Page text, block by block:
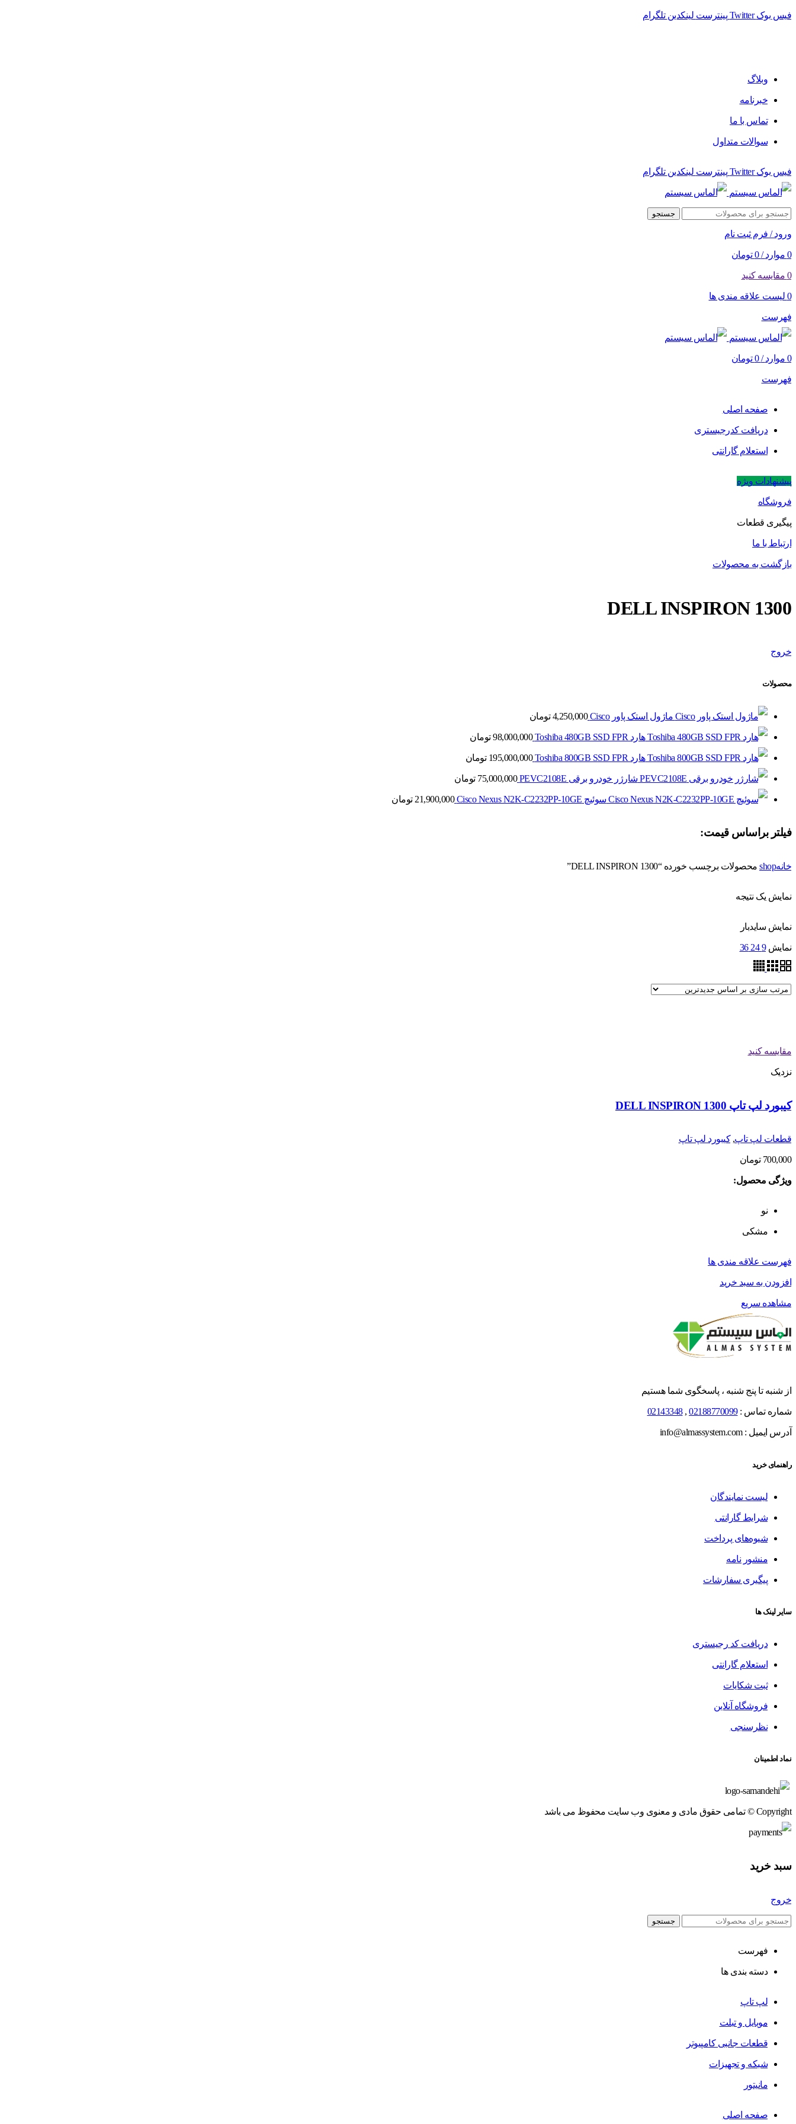
فیس بوک Twitter پینترست لینکدین تلگرام
وبلاگ
خبرنامه
تماس با ما
سوالات متداول
فیس بوک Twitter پینترست لینکدین تلگرام
جستجو
ورود / فرم ثبت نام
0 موارد /
0 تومان
0 مقایسه کنید
0 لیست علاقه مندی ها
فهرست
0 موارد /
0 تومان
فهرست
صفحه اصلی
دریافت کدرجیستری
استعلام گارانتی
پیشنهادات ویژه
فروشگاه
پیگیری قطعات
ارتباط با ما
بازگشت به محصولات
DELL INSPIRON 1300
خروج
محصولات
ماژول استک پاور Cisco 4,250,000 تومان
هارد Toshiba 480GB SSD FPR 98,000,000 تومان
هارد Toshiba 800GB SSD FPR 195,000,000 تومان
شارژر خودرو برقی PEVC2108E 75,000,000 تومان
سوئیچ Cisco Nexus N2K-C2232PP-10GE 21,900,000 تومان
فیلتر براساس قیمت:
خانهshop محصولات برچسب خورده “DELL INSPIRON 1300”
نمایش یک نتیجه
نمایش سایدبار
نمایش 9
24
36
مقایسه کنید
نزدیک
کیبورد لپ تاپ DELL INSPIRON 1300
قطعات لپ تاپ,کیبورد لپ تاپ
700,000 تومان
ویژگی محصول:
نو
مشکی
فهرست علاقه مندی ها
افزودن به سبد خرید
مشاهده سریع
از شنبه تا پنج شنبه ، پاسخگوی شما هستیم
شماره تماس :02188770099
,
02143348
آدرس ایمیل : info@almassystem.com
راهنمای خرید
لیست نمایندگان
شرایط گارانتی
شیوه‌های پرداخت
منشور نامه
پیگیری سفارشات
سایر لینک ها
دریافت کد رجیستری
استعلام گارانتی
ثبت شکایات
فروشگاه آنلاین
نظرسنجی
نماد اطمینان
Copyright © تمامی حقوق مادی و معنوی وب سایت محفوظ می باشد
سبد خرید
خروج
جستجو
فهرست
دسته بندی ها
لپ تاپ
موبایل و تبلت
قطعات جانبی کامپیوتر
شبکه و تجهیزات
مانیتور
صفحه اصلی